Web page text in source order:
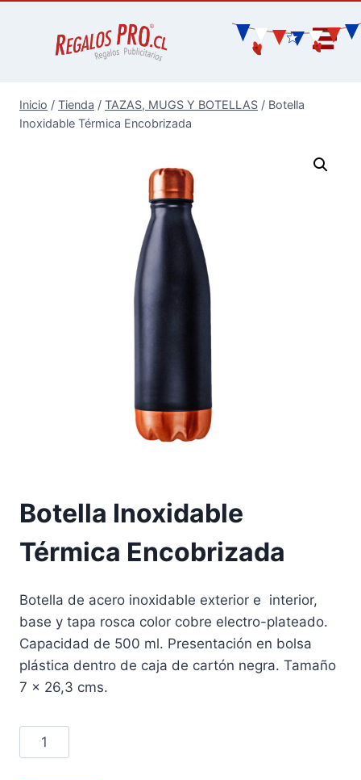
Inicio / Tienda / TAZAS, MUGS Y BOTELLAS / Botella
Inoxidable Térmica Encobrizada
Botella Inoxidable
Térmica Encobrizada
Botella de acero inoxidable exterior e interior,
base y tapa rosca color cobre electro-plateado.
Capacidad de 500 ml. Presentación en bolsa
plástica dentro de caja de cartón negra. Tamaño
7 x 26,3 cms.